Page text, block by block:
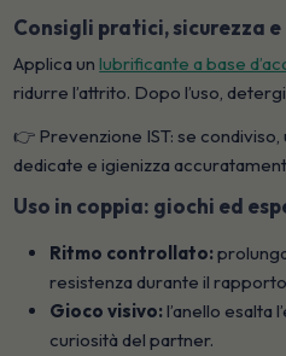
Consigli pratici, sicurezza
Applica unlubrificante a base
ridurre l’attrito. Dopo l’uso,
👉 Prevenzione IST: se
dedicate e igienizza
Uso in coppia: giochi ed
Ritmo controllato:
resistenza durante il
Gioco visivo:l’anello esalta
curiosità del partner.